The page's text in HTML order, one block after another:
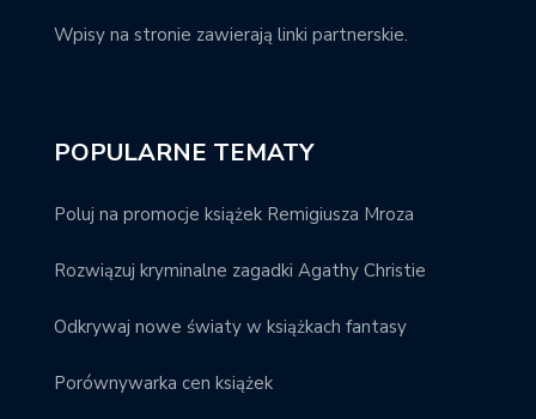
Wpisy na stronie zawierają linki partnerskie.
POPULARNE TEMATY
Poluj na promocje książek Remigiusza Mroza
Rozwiązuj kryminalne zagadki Agathy Christie
Odkrywaj nowe światy w książkach fantasy
Porównywarka cen książek